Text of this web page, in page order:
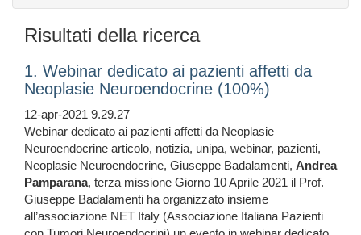
Risultati della ricerca
1. Webinar dedicato ai pazienti affetti da
Neoplasie Neuroendocrine (100%)
12-apr-2021 9.29.27
Webinar dedicato ai pazienti affetti da Neoplasie
Neuroendocrine articolo, notizia, unipa, webinar, pazienti,
Neoplasie Neuroendocrine, Giuseppe Badalamenti, Andrea
Pamparana, terza missione Giorno 10 Aprile 2021 il Prof.
Giuseppe Badalamenti ha organizzato insieme
all’associazione NET Italy (Associazione Italiana Pazienti